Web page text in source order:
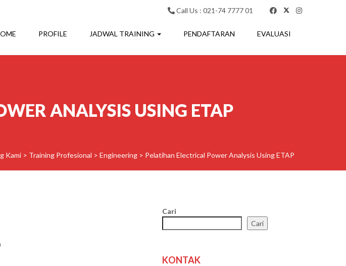
Call Us : 021-74 7777 01
PROFILE JADWAL TRAINING PENDAFTARAN EVALUASI
ANALYSIS USING ETAP
Kami > Training Profesional > Engineering > Pelatihan Electrical Power Analysis Using ETAP
Cari
Cari
KONTAK